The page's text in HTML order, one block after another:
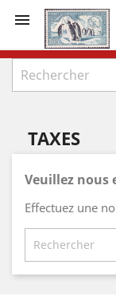

TAXES
Veuillez nous
Effectuez une